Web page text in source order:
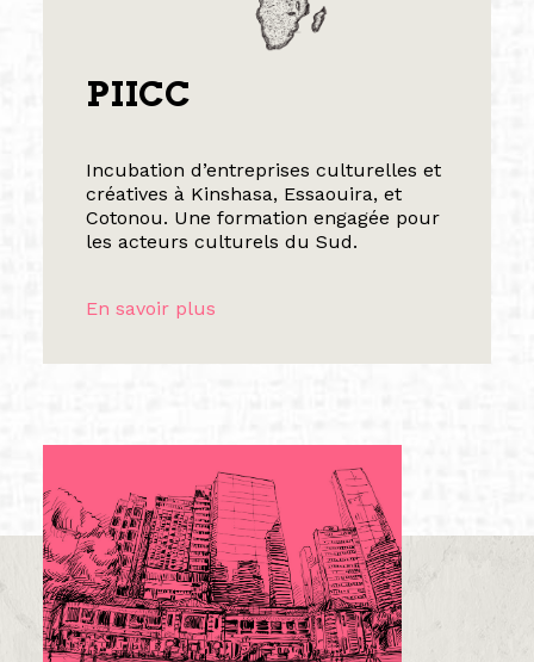
PIICC
Incubation d’entreprises culturelles et
créatives à Kinshasa, Essaouira, et
Cotonou. Une formation engagée pour
les acteurs culturels du Sud.
En savoir plus